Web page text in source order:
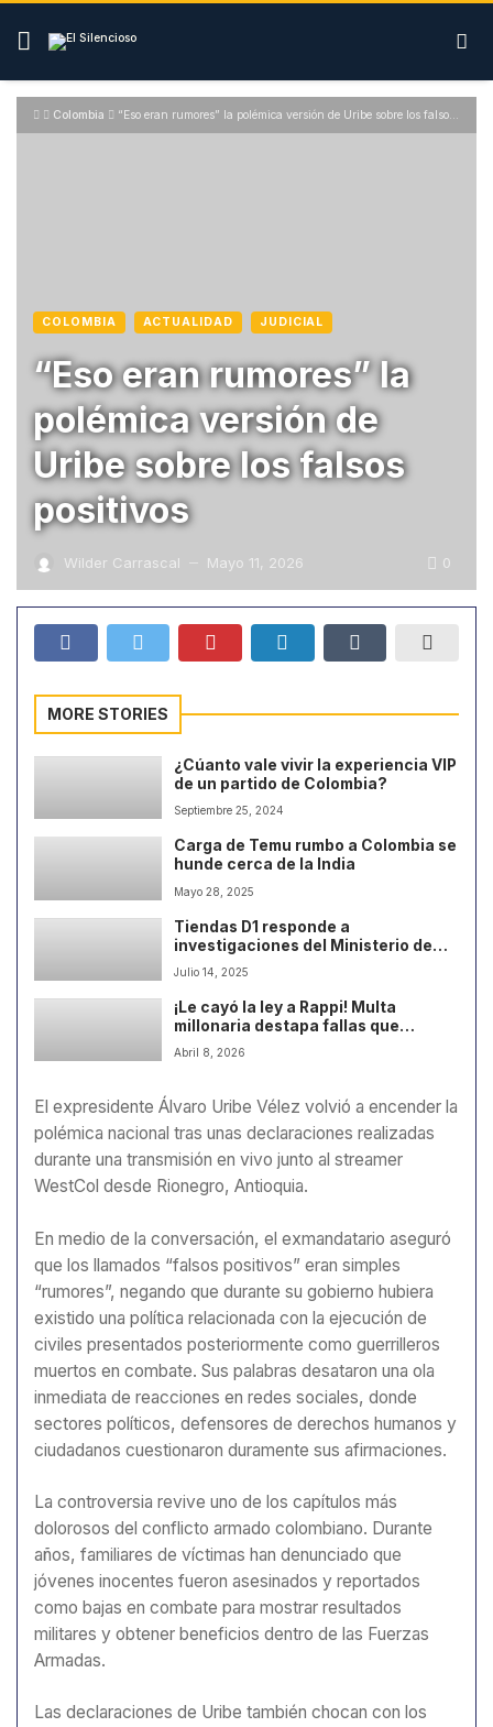
Skip
content
Colombia “Eso eran rumores” la polémica versión de Uribe sobre los falsos positivos
COLOMBIA ACTUALIDAD JUDICIAL
“Eso eran rumores” la
polémica versión de
Uribe sobre los falsos
positivos
Wilder Carrascal — Mayo 11, 2026 0
MORE STORIES
¿Cúanto vale vivir la experiencia VIP
de un partido de Colombia?
Septiembre 25, 2024
Carga de Temu rumbo a Colombia se
hunde cerca de la India
Mayo 28, 2025
Tiendas D1 responde a
investigaciones del Ministerio de
Trabajo
Julio 14, 2025
¡Le cayó la ley a Rappi! Multa
millonaria destapa fallas que
indignan a usuarios
Abril 8, 2026
El expresidente Álvaro Uribe Vélez volvió a encender la
polémica nacional tras unas declaraciones realizadas
durante una transmisión en vivo junto al streamer
WestCol desde Rionegro, Antioquia.
En medio de la conversación, el exmandatario aseguró
que los llamados “falsos positivos” eran simples
“rumores”, negando que durante su gobierno hubiera
existido una política relacionada con la ejecución de
civiles presentados posteriormente como guerrilleros
muertos en combate. Sus palabras desataron una ola
inmediata de reacciones en redes sociales, donde
sectores políticos, defensores de derechos humanos y
ciudadanos cuestionaron duramente sus afirmaciones.
La controversia revive uno de los capítulos más
dolorosos del conflicto armado colombiano. Durante
años, familiares de víctimas han denunciado que
jóvenes inocentes fueron asesinados y reportados
como bajas en combate para mostrar resultados
militares y obtener beneficios dentro de las Fuerzas
Armadas.
Las declaraciones de Uribe también chocan con los